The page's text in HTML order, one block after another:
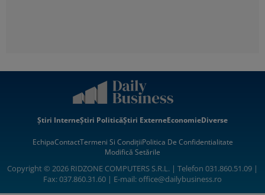
Știri InterneȘtiri PoliticăȘtiri ExterneEconomieDiverse
EchipaContactTermeni Si CondițiiPolitica De Confidentialitate
Modifică Setările
Copyright © 2026 RIDZONE COMPUTERS S.R.L. | Telefon 031.860.51.09 |
Fax: 037.860.31.60 | E-mail:office@dailybusiness.ro